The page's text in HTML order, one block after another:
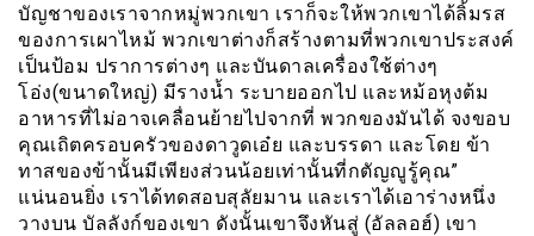
บัญชาของเราจากหมู่พวกเขา เราก็จะให้พวกเขาได้ลิ้มรส
ของการเผาไหม้ พวกเขาต่างก็สร้างตามที่พวกเขาประสงค์
เป็นป้อม ปราการต่างๆ และบันดาลเครื่องใช้ต่างๆ
โอ่ง(ขนาดใหญ่) มีรางน้ำ ระบายออกไป และหม้อหุงต้ม
อาหารที่ไม่อาจเคลื่อนย้ายไปจากที่ พวกของมันได้ จงขอบ
คุณเถิตครอบครัวของดาวูดเอ๋ย และบรรดา และโดย ข้า
ทาสของข้านั้นมีเพียงส่วนน้อยเท่านั้นที่กตัญญูรู้คุณ”
แน่นอนยิ่ง เราได้ทดสอบสุลัยมาน และเราได้เอาร่างหนึ่ง
วางบน บัลลังก์ของเขา ดังนั้นเขาจึงหันสู่ (อัลลอฮ์) เขา